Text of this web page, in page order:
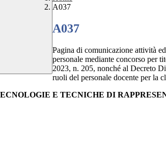
A037
A037
Pagina di comunicazione attività
personale mediante concorso per
2023, n. 205, nonché al Decreto
ruoli del personale docente per la
E TECNICHE DI